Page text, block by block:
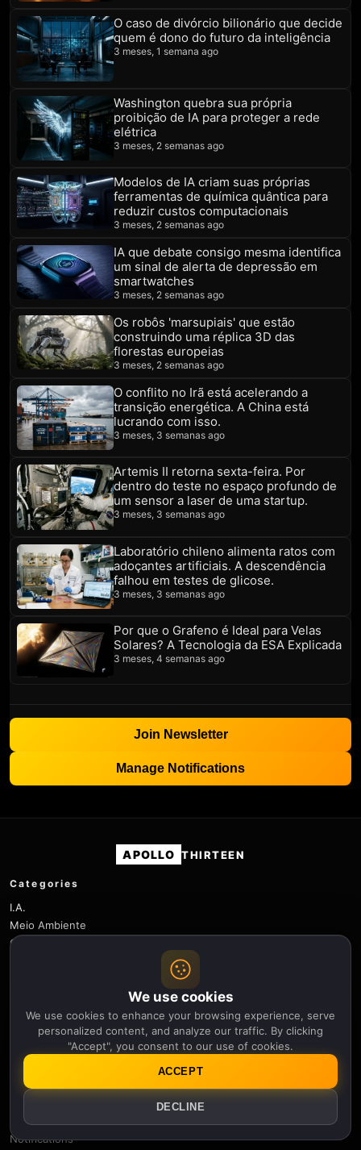
O caso de divórcio bilionário que decide
quem é dono do futuro da inteligência
3 meses, 1 semana ago
Washington quebra sua própria
proibição de IA para proteger a rede
elétrica
3 meses, 2 semanas ago
Modelos de IA criam suas próprias
ferramentas de química quântica para
reduzir custos computacionais
3 meses, 2 semanas ago
IA que debate consigo mesma identifica
um sinal de alerta de depressão em
smartwatches
3 meses, 2 semanas ago
Os robôs 'marsupiais' que estão
construindo uma réplica 3D das
florestas europeias
3 meses, 2 semanas ago
O conflito no Irã está acelerando a
transição energética. A China está
lucrando com isso.
3 meses, 3 semanas ago
Artemis II retorna sexta-feira. Por
dentro do teste no espaço profundo de
um sensor a laser de uma startup.
3 meses, 3 semanas ago
Laboratório chileno alimenta ratos com
adoçantes artificiais. A descendência
falhou em testes de glicose.
3 meses, 3 semanas ago
Por que o Grafeno é Ideal para Velas
Solares? A Tecnologia da ESA Explicada
3 meses, 4 semanas ago
Join Newsletter
Manage Notifications
APOLLO THIRTEEN
Categories
I.A.
Meio Ambiente
Genética
Ciência
Espaço
Clima Espacial
Useful links
Newsletter
Notifications
We use cookies
We use cookies to enhance your browsing experience, serve
personalized content, and analyze our traffic. By clicking
"Accept", you consent to our use of cookies.
DECLINE
ACCEPT